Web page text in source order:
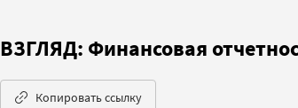
ВЗГЛЯД: Финансовая
Копировать ссылку